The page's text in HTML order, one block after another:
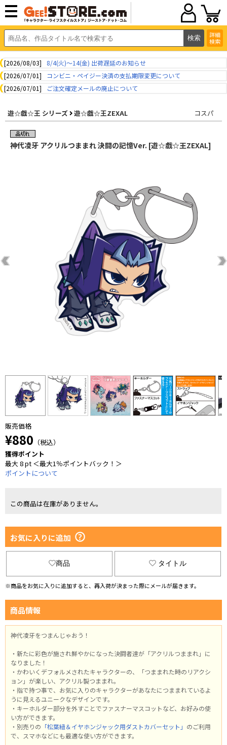
詳細
検索
[2026/08/03]
8/4(火)～14(金) 出荷遅延のお知らせ
[2026/07/01]
コンビニ・ペイジー決済の支払期限変更について
[2026/07/01]
ご注文確定メールの廃止について
遊☆戯☆王 シリーズ 遊☆戯☆王ZEXAL コスパ
神代凌牙 アクリルつままれ 決闘の記憶Ver. [遊☆戯☆王ZEXAL]
販売価格
¥880 （税込）
獲得ポイント
最大 8 pt ＜最大1％ポイントバック！＞
ポイントについて
この商品は在庫がありません。
お気に入りに追加
商品 タイトル
※商品をお気に入りに追加すると、再入荷が決まった際にメールが届きます。
商品情報
神代凌牙をつまんじゃおう！
・新たに彩色が施され鮮やかになった決闘者達が「アクリルつままれ」に
なりました！
・かわいくデフォルメされたキャラクターの、「つままれた時のリアクシ
ョン」が楽しい、アクリル製つままれ。
・指で持つ事で、お気に入りのキャラクターがあなたにつままれているよ
うに見えるユニークなデザインです。
・キーホルダー部分を外すことでファスナーマスコットなど、お好みの使
い方ができます。
・別売りの 「松葉紐＆イヤホンジャック用ダストカバーセット」 のご利用
で、スマホなどにも最適な使い方ができます。